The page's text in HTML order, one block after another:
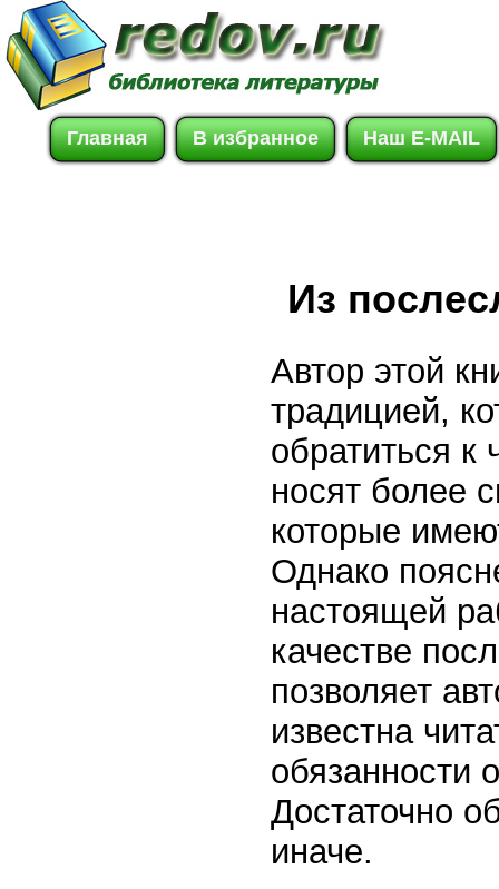
Главная В избранное Наш E-MAIL
Из
Автор этой
традицией,
обратиться к
носят более
которые
Однако
настоящей
качестве
позволяет
известна
обязанности
Достаточно
иначе.